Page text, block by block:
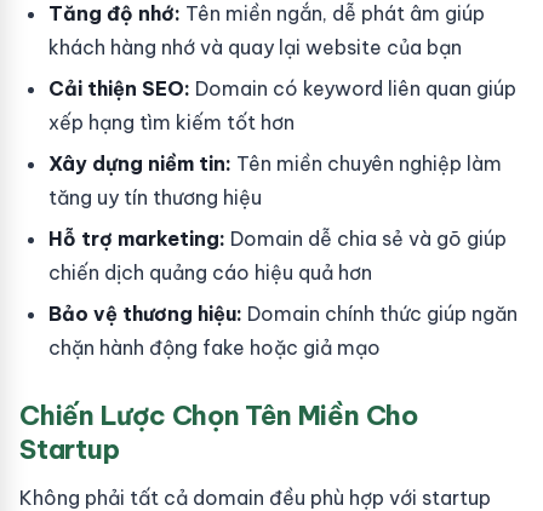
Tăng độ nhớ: Tên miền ngắn, dễ phát âm giúp
khách hàng nhớ và quay lại website của bạn
Cải thiện SEO: Domain có keyword liên quan giúp
xếp hạng tìm kiếm tốt hơn
Xây dựng niềm tin: Tên miền chuyên nghiệp làm
tăng uy tín thương hiệu
Hỗ trợ marketing: Domain dễ chia sẻ và gõ giúp
chiến dịch quảng cáo hiệu quả hơn
Bảo vệ thương hiệu: Domain chính thức giúp ngăn
chặn hành động fake hoặc giả mạo
Chiến Lược Chọn Tên Miền Cho
Startup
Không phải tất cả domain đều phù hợp với startup